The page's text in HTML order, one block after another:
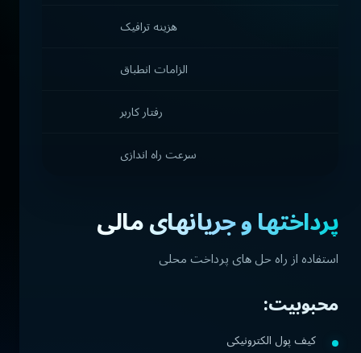
هزینه ترافیک
الزامات انطباق
رفتار کاربر
سرعت راه اندازی
پرداختها و جریانهای مالی
استفاده از راه حل های پرداخت محلی
محبوبیت:
کیف پول الکترونیکی